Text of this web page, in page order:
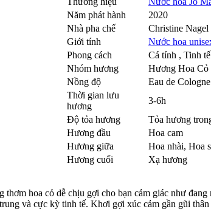
Năm phát hành
2020
Nhà pha chế
Christine Nagel
Giới tính
Nước hoa
Phong cách
Cá tính , Tinh
Nhóm hương
Hương Hoa Cỏ
Nồng độ
Eau de Cologne
Thời gian lưu
hương
3-6h
Độ tỏa hương
Tỏa hương
Hương đầu
Hoa cam
Hương giữa
Hoa nhài,Hoa
Hương cuối
Xạ hương
thơm hoa cỏ dễ chịu gợi cho bạn cảm giác như đang
và cực kỳ tinh tế. Khơi gợi xúc cảm gần gũi